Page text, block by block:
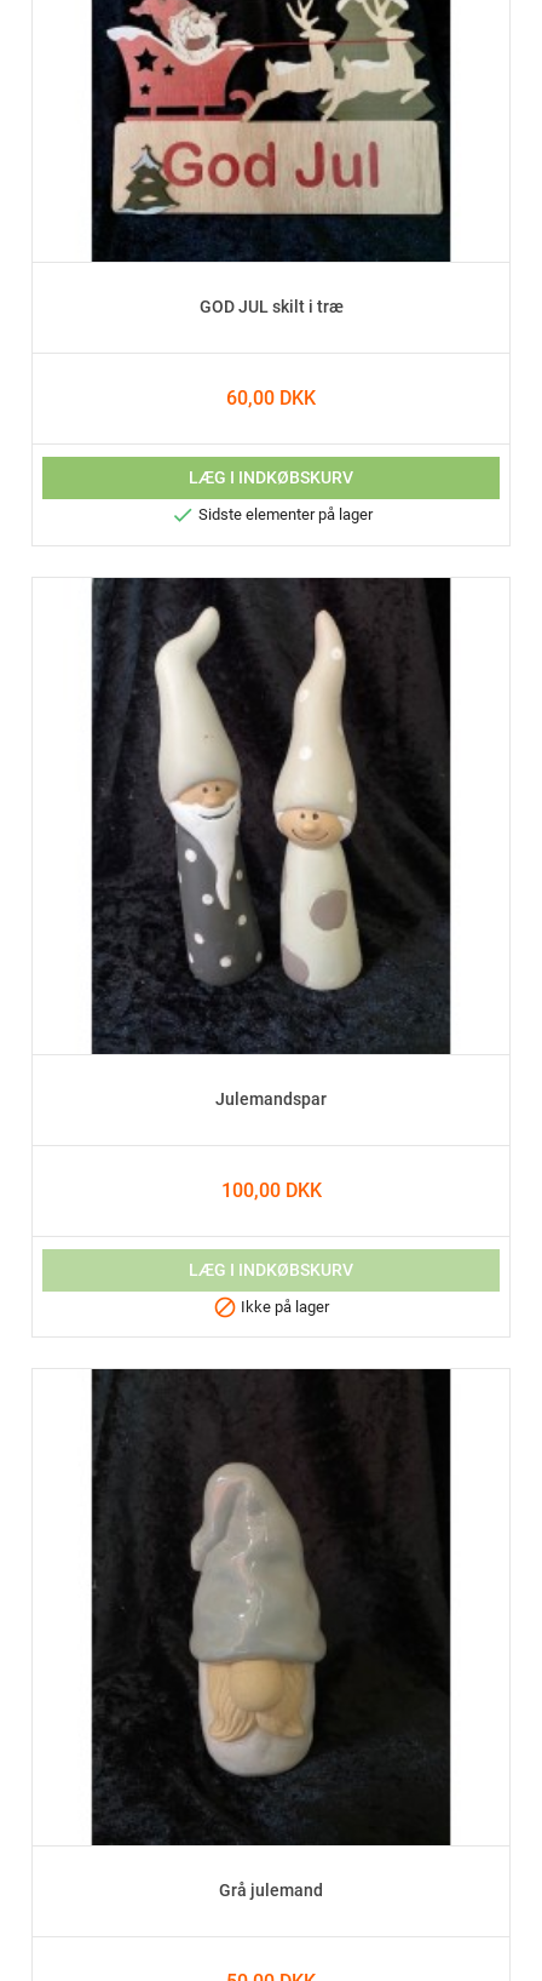
GOD JUL skilt i træ
60,00 DKK
LÆG I INDKØBSKURV
 Sidste elementer på lager
Julemandspar
100,00 DKK
LÆG I INDKØBSKURV
 Ikke på lager
Grå julemand